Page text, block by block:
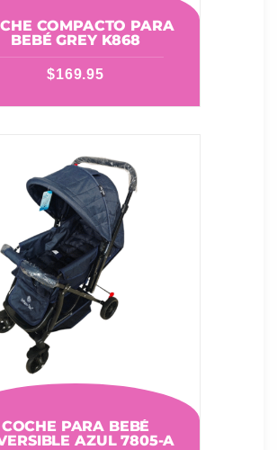
COMPACTO PARA
BEBÉ GREY K868
$169.95
COCHE PARA BEBÉ
AZUL 7805-A